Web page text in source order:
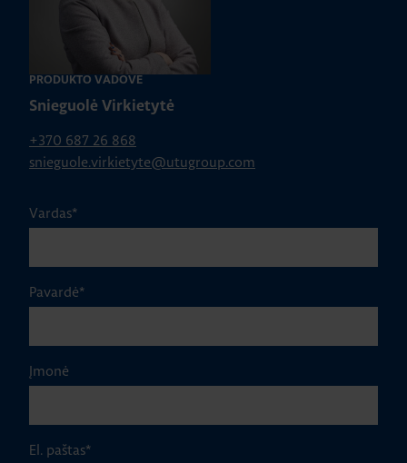
PRODUKTO VADOVĖ
Snieguolė Virkietytė
+370 687 26 868
snieguole.virkietyte@utugroup.com
Vardas*
Pavardė*
Įmonė
El. paštas*